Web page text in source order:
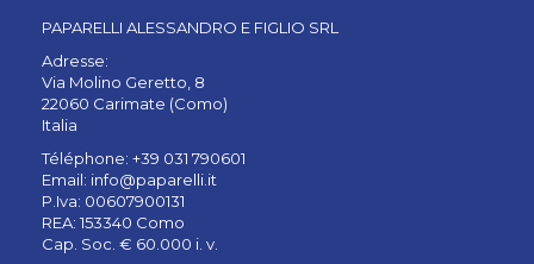
PAPARELLI ALESSANDRO E FIGLIO SRL
Adresse:
Via Molino Geretto, 8
22060 Carimate (Como)
Italia
Téléphone: +39 031 790601
Email: info@paparelli.it
P.Iva: 00607900131
REA: 153340 Como
Cap. Soc. € 60.000 i. v.